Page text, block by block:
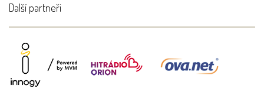
Další partneři